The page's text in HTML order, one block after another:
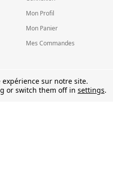
Mon Profil
Mon Panier
Mes Commandes
sur notre site.
or switch them off in settings.